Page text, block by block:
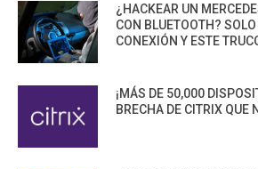
¿HACKEAR UN
CON BLUETOOTH?
CONEXIÓN Y ESTE
¡MÁS DE 50,000
BRECHA DE CITRIX QUE